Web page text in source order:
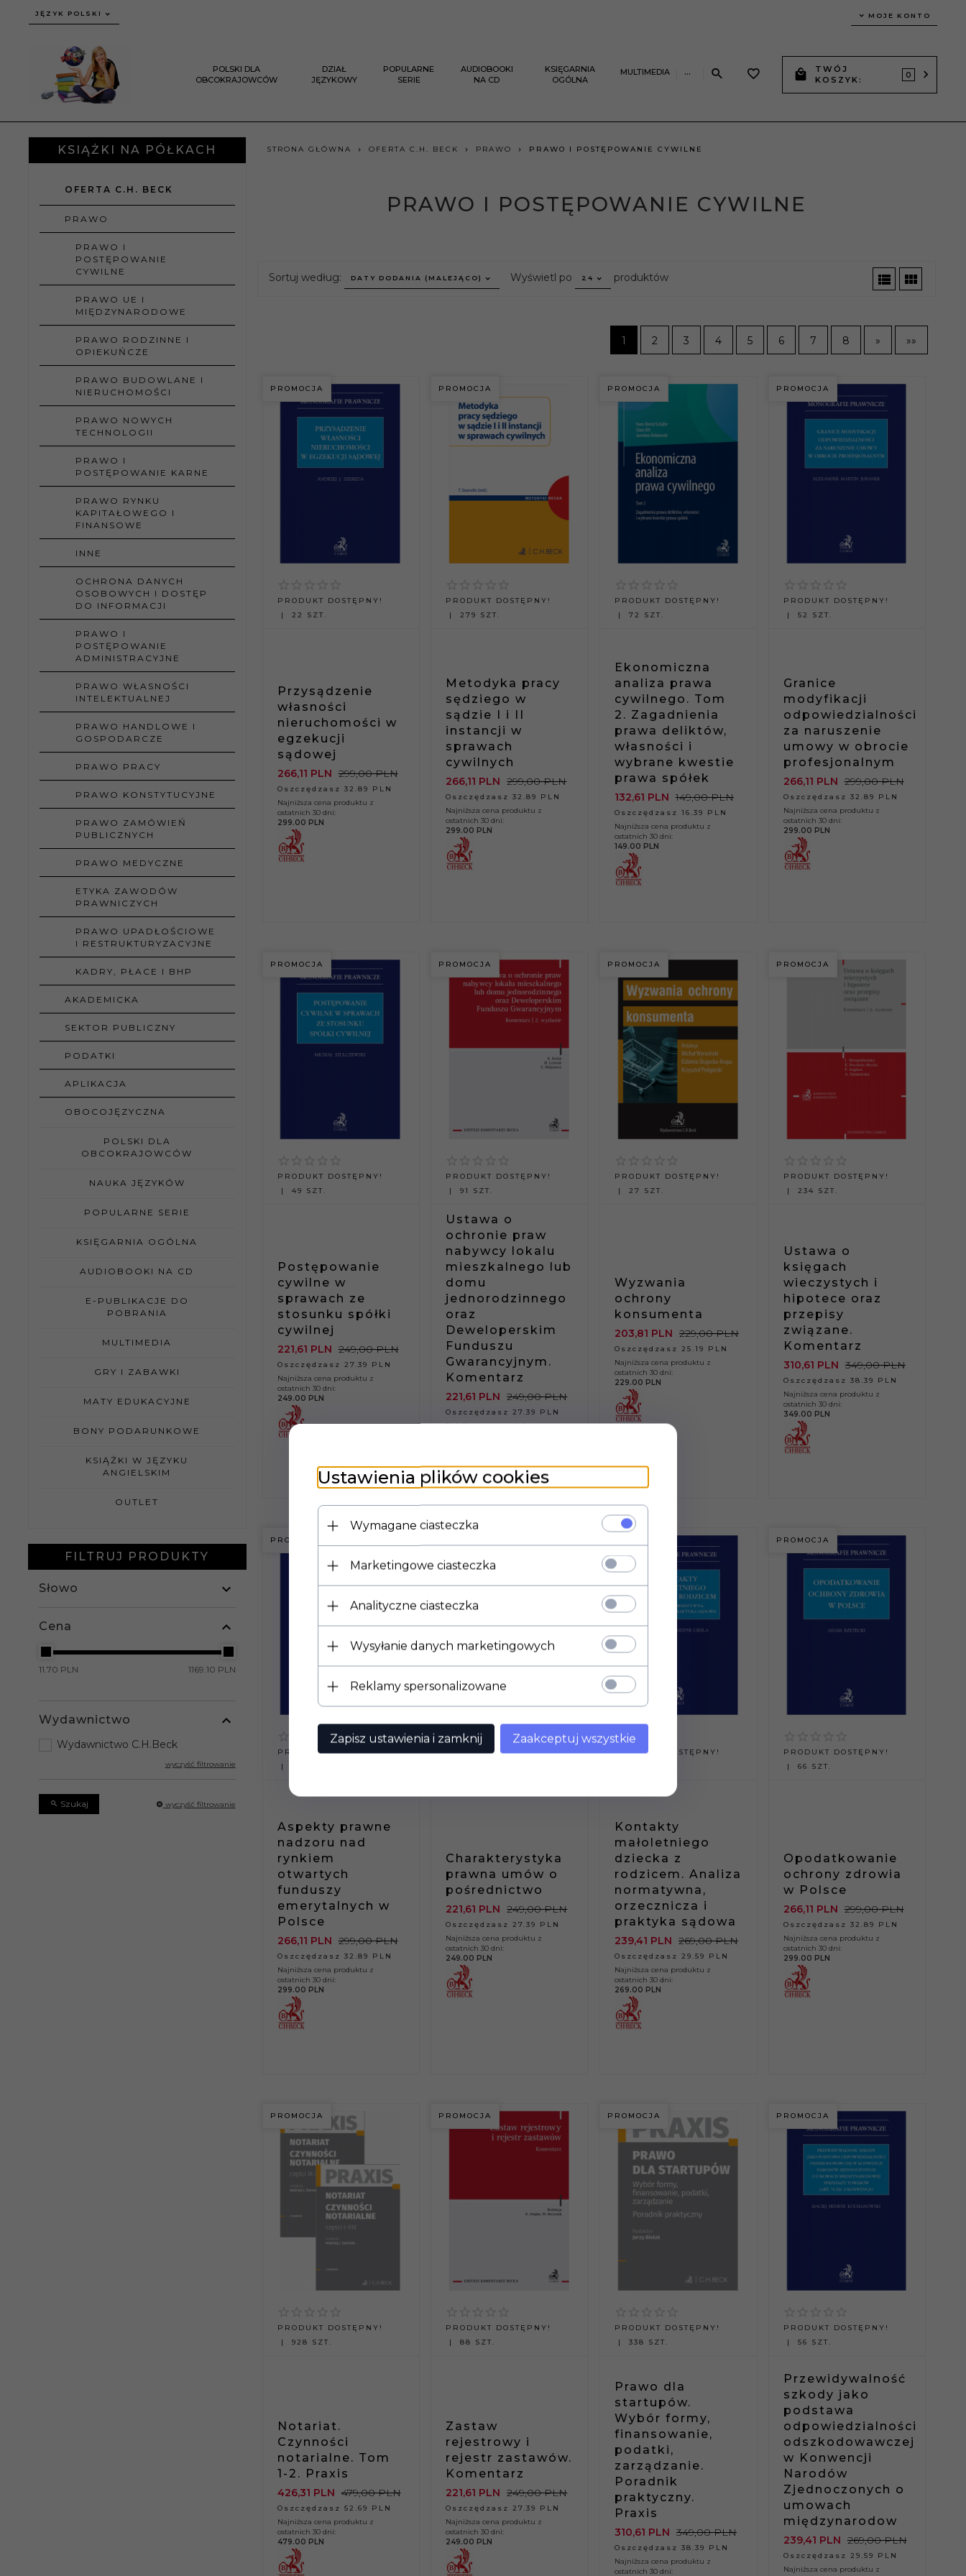
JĘZYK POLSKI MOJE KONTO
POLSKI DLA
OBCOKRAJOWCÓW
DZIAŁ
JĘZYKOWY
POPULARNE
SERIE
AUDIOBOOKI
NA CD
KSIĘGARNIA
OGÓLNA
MULTIMEDIA ...
TWÓJ
KOSZYK:
0
KSIĄŻKI NA PÓŁKACH
OFERTA C.H. BECK
PRAWO
PRAWO I
POSTĘPOWANIE
CYWILNE
PRAWO UE I
MIĘDZYNARODOWE
PRAWO RODZINNE I
OPIEKUŃCZE
PRAWO BUDOWLANE I
NIERUCHOMOŚCI
PRAWO NOWYCH
TECHNOLOGII
PRAWO I
POSTĘPOWANIE KARNE
PRAWO RYNKU
KAPITAŁOWEGO I
FINANSOWE
INNE
OCHRONA DANYCH
OSOBOWYCH I DOSTĘP
DO INFORMACJI
PRAWO I
POSTĘPOWANIE
ADMINISTRACYJNE
PRAWO WŁASNOŚCI
INTELEKTUALNEJ
PRAWO HANDLOWE I
GOSPODARCZE
PRAWO PRACY
PRAWO KONSTYTUCYJNE
PRAWO ZAMÓWIEŃ
PUBLICZNYCH
PRAWO MEDYCZNE
ETYKA ZAWODÓW
PRAWNICZYCH
PRAWO UPADŁOŚCIOWE
I RESTRUKTURYZACYJNE
KADRY, PŁACE I BHP
AKADEMICKA
SEKTOR PUBLICZNY
PODATKI
APLIKACJA
OBOCOJĘZYCZNA
POLSKI DLA
OBCOKRAJOWCÓW
NAUKA JĘZYKÓW
POPULARNE SERIE
KSIĘGARNIA OGÓLNA
AUDIOBOOKI NA CD
E-PUBLIKACJE DO
POBRANIA
MULTIMEDIA
GRY I ZABAWKI
MATY EDUKACYJNE
BONY PODARUNKOWE
KSIĄŻKI W JĘZYKU
ANGIELSKIM
OUTLET
FILTRUJ PRODUKTY
Słowo
Cena
11.70 PLN 1169.10 PLN
Wydawnictwo
Wydawnictwo C.H.Beck
wyczyść filtrowanie
Szukaj wyczyść filtrowanie
STRONA GŁÓWNA OFERTA C.H. BECK PRAWO PRAWO I POSTĘPOWANIE CYWILNE
PRAWO I POSTĘPOWANIE CYWILNE
Sortuj według: sort
DATY DODANIA (MALEJĄCO) Wyświetl po pop
24 produktów
1 2 3 4 5 6 7 8 » »»
PROMOCJA
PRODUKT DOSTĘPNY!
22 SZT.
Przysądzenie
własności
nieruchomości w
egzekucji
sądowej
266,11 PLN 299,00 PLN
Oszczędzasz 32.89 PLN
Najniższa cena produktu z
ostatnich 30 dni:
299.00 PLN
PROMOCJA
PRODUKT DOSTĘPNY!
279 SZT.
Metodyka pracy
sędziego w
sądzie I i II
instancji w
sprawach
cywilnych
266,11 PLN 299,00 PLN
Oszczędzasz 32.89 PLN
Najniższa cena produktu z
ostatnich 30 dni:
299.00 PLN
PROMOCJA
PRODUKT DOSTĘPNY!
72 SZT.
Ekonomiczna
analiza prawa
cywilnego. Tom
2. Zagadnienia
prawa deliktów,
własności i
wybrane kwestie
prawa spółek
132,61 PLN 149,00 PLN
Oszczędzasz 16.39 PLN
Najniższa cena produktu z
ostatnich 30 dni:
149.00 PLN
PROMOCJA
PRODUKT DOSTĘPNY!
52 SZT.
Granice
modyfikacji
odpowiedzialności
za naruszenie
umowy w obrocie
profesjonalnym
266,11 PLN 299,00 PLN
Oszczędzasz 32.89 PLN
Najniższa cena produktu z
ostatnich 30 dni:
299.00 PLN
PROMOCJA
PRODUKT DOSTĘPNY!
49 SZT.
Postępowanie
cywilne w
sprawach ze
stosunku spółki
cywilnej
221,61 PLN 249,00 PLN
Oszczędzasz 27.39 PLN
Najniższa cena produktu z
ostatnich 30 dni:
249.00 PLN
PROMOCJA
PRODUKT DOSTĘPNY!
91 SZT.
Ustawa o
ochronie praw
nabywcy lokalu
mieszkalnego lub
domu
jednorodzinnego
oraz
Deweloperskim
Funduszu
Gwarancyjnym.
Komentarz
221,61 PLN 249,00 PLN
Oszczędzasz 27.39 PLN
Najniższa cena produktu z
PROMOCJA
PRODUKT DOSTĘPNY!
27 SZT.
Wyzwania
ochrony
konsumenta
203,81 PLN 229,00 PLN
Oszczędzasz 25.19 PLN
Najniższa cena produktu z
ostatnich 30 dni:
229.00 PLN
PROMOCJA
PRODUKT DOSTĘPNY!
234 SZT.
Ustawa o
księgach
wieczystych i
hipotece oraz
przepisy
związane.
Komentarz
310,61 PLN 349,00 PLN
Oszczędzasz 38.39 PLN
Najniższa cena produktu z
ostatnich 30 dni:
349.00 PLN
PROMOCJA
PRODUKT DOSTĘPNY!
Aspekty prawne
nadzoru nad
rynkiem
otwartych
funduszy
emerytalnych w
Polsce
266,11 PLN 299,00 PLN
Oszczędzasz 32.89 PLN
Najniższa cena produktu z
ostatnich 30 dni:
299.00 PLN
PRODUKT DOSTĘPNY!
Charakterystyka
prawna umów o
pośrednictwo
221,61 PLN 249,00 PLN
Oszczędzasz 27.39 PLN
Najniższa cena produktu z
ostatnich 30 dni:
249.00 PLN
PRODUKT DOSTĘPNY!
Kontakty
małoletniego
dziecka z
rodzicem. Analiza
normatywna,
orzecznicza i
praktyka sądowa
239,41 PLN 269,00 PLN
Oszczędzasz 29.59 PLN
Najniższa cena produktu z
ostatnich 30 dni:
269.00 PLN
PROMOCJA
PRODUKT DOSTĘPNY!
66 SZT.
Opodatkowanie
ochrony zdrowia
w Polsce
266,11 PLN 299,00 PLN
Oszczędzasz 32.89 PLN
Najniższa cena produktu z
ostatnich 30 dni:
299.00 PLN
PROMOCJA
PRODUKT DOSTĘPNY!
928 SZT.
Notariat.
Czynności
notarialne. Tom
1-2. Praxis
426,31 PLN 479,00 PLN
Oszczędzasz 52.69 PLN
Najniższa cena produktu z
ostatnich 30 dni:
479.00 PLN
PROMOCJA
PRODUKT DOSTĘPNY!
88 SZT.
Zastaw
rejestrowy i
rejestr zastawów.
Komentarz
221,61 PLN 249,00 PLN
Oszczędzasz 27.39 PLN
Najniższa cena produktu z
ostatnich 30 dni:
249.00 PLN
PROMOCJA
PRODUKT DOSTĘPNY!
338 SZT.
Prawo dla
startupów.
Wybór formy,
finansowanie,
podatki,
zarządzanie.
Poradnik
praktyczny.
Praxis
310,61 PLN 349,00 PLN
Oszczędzasz 38.39 PLN
Najniższa cena produktu z
ostatnich 30 dni:
PROMOCJA
PRODUKT DOSTĘPNY!
56 SZT.
Przewidywalność
szkody jako
podstawa
odpowiedzialności
odszkodowawczej
w Konwencji
Narodów
Zjednoczonych o
umowach
międzynarodow
239,41 PLN 269,00 PLN
Oszczędzasz 29.59 PLN
Najniższa cena produktu z
Ustawienia plików cookies
Wymagane ciasteczka
Marketingowe ciasteczka
Analityczne ciasteczka
Wysyłanie danych marketingowych
Reklamy spersonalizowane
Zapisz ustawienia i zamknij Zaakceptuj wszystkie